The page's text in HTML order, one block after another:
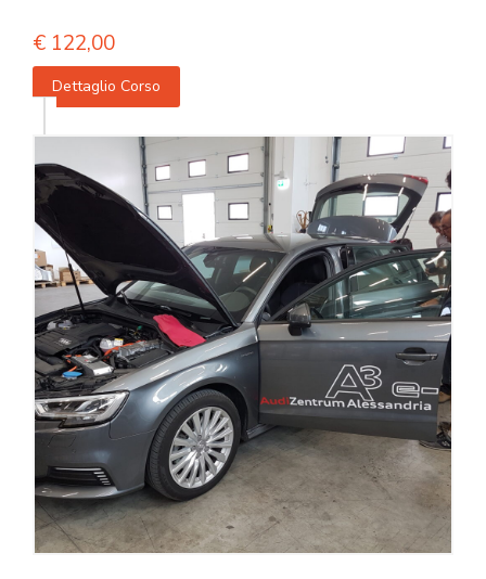
€ 122,00
Dettaglio Corso